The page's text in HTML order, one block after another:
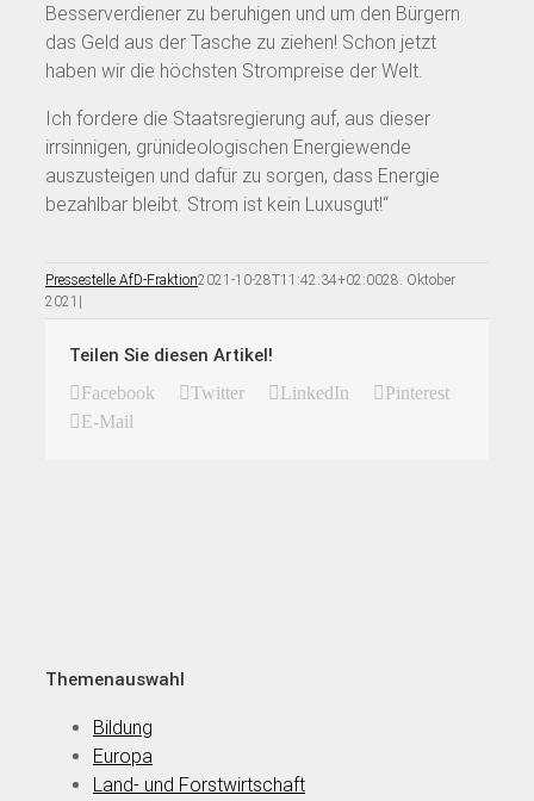
Besserverdiener zu beruhigen und um den Bürgern
das Geld aus der Tasche zu ziehen! Schon jetzt
haben wir die höchsten Strompreise der Welt.
Ich fordere die Staatsregierung auf, aus dieser
irrsinnigen, grünideologischen Energiewende
auszusteigen und dafür zu sorgen, dass Energie
bezahlbar bleibt. Strom ist kein Luxusgut!“
Pressestelle AfD-Fraktion2021-10-28T11:42:34+02:0028. Oktober
2021 |
Teilen Sie diesen Artikel!
Facebook Twitter LinkedIn
Pinterest
E-Mail
Themenauswahl
Bildung
Europa
Land- und Forstwirtschaft